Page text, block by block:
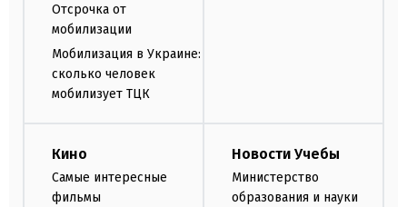
Отсрочка от
мобилизации
Мобилизация в Украине:
сколько человек
мобилизует ТЦК
Кино
Самые интересные
фильмы
Новости Учебы
Министерство
образования и науки